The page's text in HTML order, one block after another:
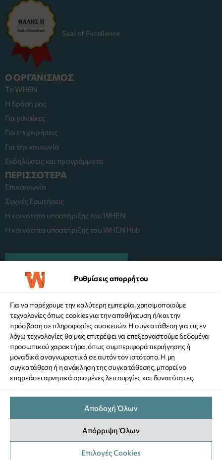
Ρυθμίσεις απορρήτου
Για να παρέχουμε την καλύτερη εμπειρία, χρησιμοποιούμε
τεχνολογίες όπως cookies για την αποθήκευση ή/και την
πρόσβαση σε πληροφορίες συσκευών. Η συγκατάθεση για τις εν
λόγω τεχνολογίες θα μας επιτρέψει να επεξεργαστούμε δεδομένα
προσωπικού χαρακτήρα, όπως συμπεριφορά περιήγησης ή
μοναδικά αναγνωριστικά σε αυτόν τον ιστότοπο. Η μη
συγκατάθεση ή η ανάκληση της συγκατάθεσης, μπορεί να
επηρεάσει αρνητικά ορισμένες λειτουργίες και δυνατότητες.
Αποδοχή Όλων
Απόρριψη Όλων
Επιλογές Cookies
Seal of Excellence
Ο ΟΡΓΑΝΙΣΜΟΣ
Το WHEN
Η δράση μας
Για γυναίκες
Για επιχειρήσεις
Για την κοινωνία
Εκδηλώσεις και προγράμματα
ΠΕΡΙΣΣΟΤΕΡΑ
Επικοινωνία
Συχνές Ερωτήσεις
Η κοινότητα υποστήριξης του WHEN
Η κοινότητα υποστήριξης του WHEN Hub
KANE ΔΩΡΕΑ
Αρ. ΓΕΜΗ: 146970701000
DESIGNED & DEVELOPED BY NEVMA